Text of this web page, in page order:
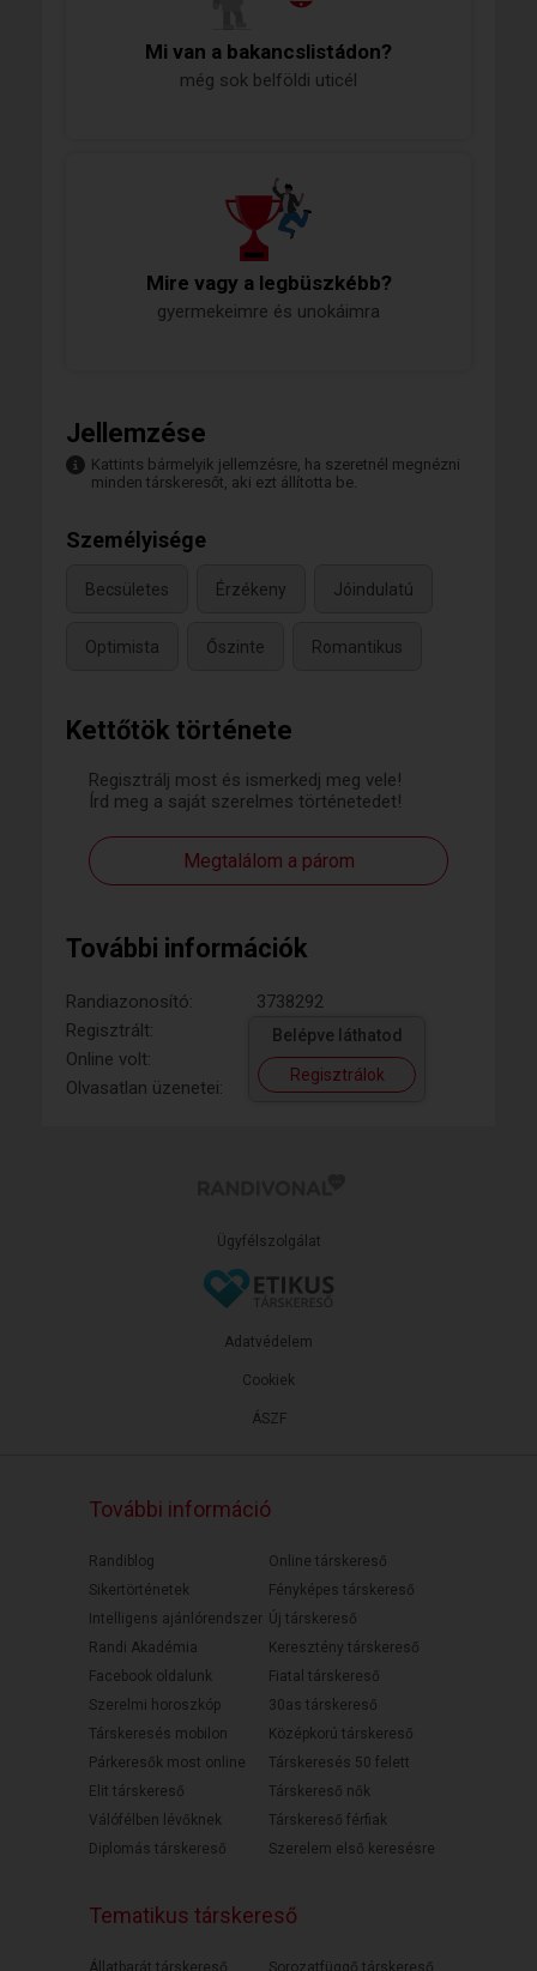
Kettőtök története
Regisztrálj most és ismerkedj meg vele!
Írd meg a saját szerelmes történetedet!
Megtalálom a párom
További információk
Randiazonosító:
3738292
Regisztrált:
Online volt:
Olvasatlan üzenetei:
Belépve láthatod
Regisztrálok
Mi van a bakancslistádon?
még sok belföldi uticél
Mire vagy a legbüszkébb?
gyermekeimre és unokáimra
Jellemzése
Kattints bármelyik jellemzésre, ha szeretnél megnézni
minden társkeresőt, aki ezt állította be.
Személyisége
Becsületes Érzékeny Jóindulatú
Optimista Őszinte Romantikus
Ügyfélszolgálat
ÁSZF
Adatvédelem
Cookiek
További információ
Randiblog
Sikertörténetek
Intelligens ajánlórendszer
Randi Akadémia
Facebook oldalunk
Szerelmi horoszkóp
Társkeresés mobilon
Párkeresők most online
Elit társkereső
Válófélben lévőknek
Diplomás társkereső
Online társkereső
Fényképes társkereső
Új társkereső
Keresztény társkereső
Fiatal társkereső
30as társkereső
Középkorú társkereső
Társkeresés 50 felett
Társkereső nők
Társkereső férfiak
Szerelem első keresésre
Tematikus társkereső
Állatbarát társkereső
Sorozatfüggő társkereső